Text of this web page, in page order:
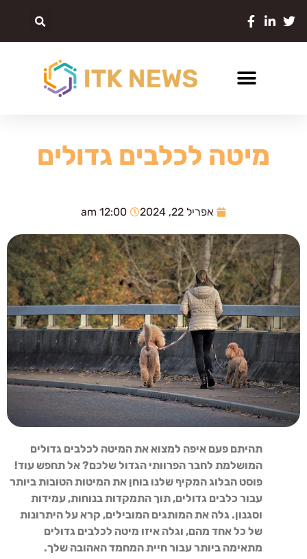
מיטה לכלבים גדולים
אפריל 22, 2024 12:00 am
תהיתם פעם איפה למצוא את המיטה לכלבים גדולים
המושלמת לחבר הפרוותי הגדול שלכם? אל תחפש עוד!
פוסט הבלוג המקיף שלנו בוחן את המיטות הטובות ביותר
עבור כלבים גדולים, תוך התמקדות בנוחות, עמידות
וסגנון. גלה את המותגים המובילים, קרא על היתרונות
של כל אחד מהם, וגלה איזו מיטה לכלבים גדולים
מתאימה ביותר עבור חיית המחמד האהובה שלך.